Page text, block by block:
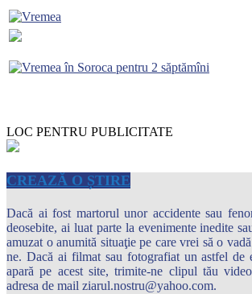
LOC PENTRU PUBLICITATE
CREAZĂ O ȘTIRE
Dacă ai fost martorul unor accidente sau
deosebite, ai luat parte la evenimente inedite
amuzat o anumită situaţie pe care vrei să o
ne. Dacă ai filmat sau fotografiat un astfel de
apară pe acest site, trimite-ne clipul tău
adresa de mail ziarul.nostru@yahoo.com.